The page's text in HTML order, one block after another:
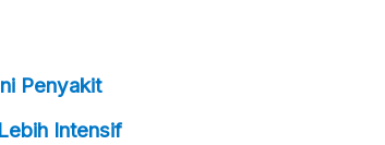
Penyakit
Intensif